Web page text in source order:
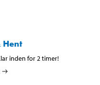
Hent
inden for 2 timer!